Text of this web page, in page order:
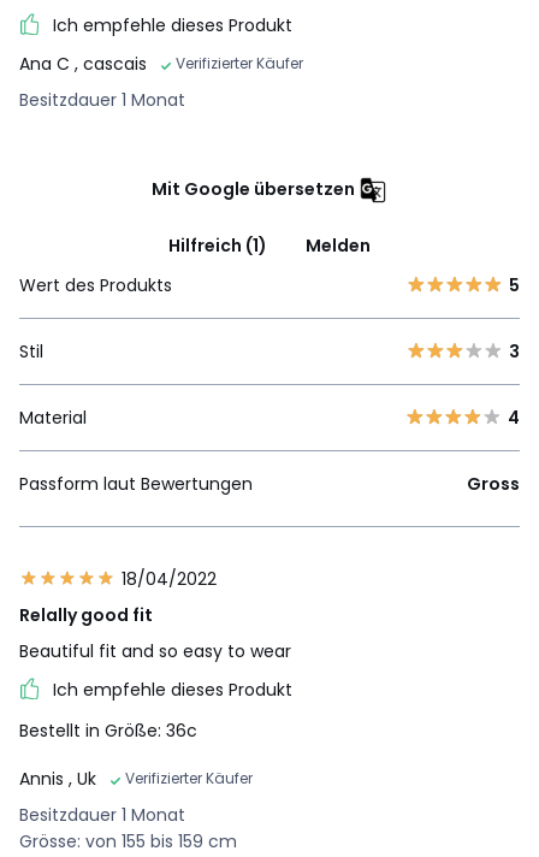
Ich empfehle dieses Produkt
Ana C , cascais Verifizierter Käufer
Besitzdauer 1 Monat
Mit Google übersetzen
Hilfreich (1)
Melden
Wert des Produkts
5
Stil 3
Material 4
Passform laut Bewertungen Gross
18/04/2022
Relally good fit
Beautiful fit and so easy to wear
Ich empfehle dieses Produkt
Bestellt in Größe: 36c
Annis , Uk Verifizierter Käufer
Besitzdauer 1 Monat
Grösse: von 155 bis 159 cm